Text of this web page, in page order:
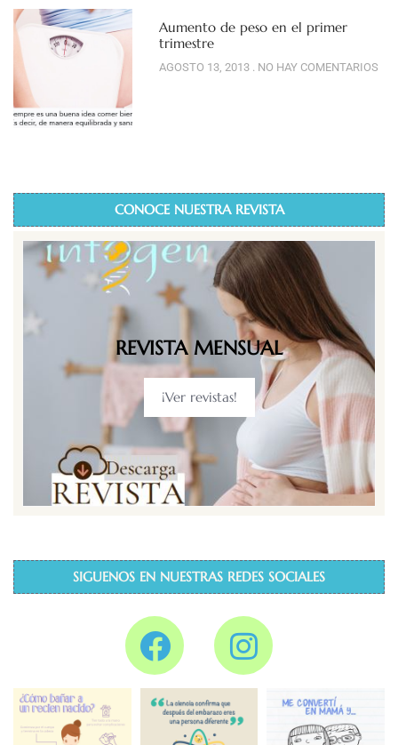
Aumento de peso en el primer
trimestre
AGOSTO 13, 2013 NO HAY COMENTARIOS
CONOCE NUESTRA REVISTA
REVISTA MENSUAL
¡Ver revistas!
SIGUENOS EN NUESTRAS REDES SOCIALES